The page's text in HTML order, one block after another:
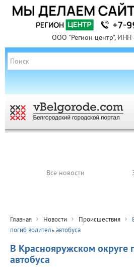
ООО "Регион центр",
Все новости
Главная Новости Происшествия
погиб водитель автобуса
В Краснояружском округе
автобуса